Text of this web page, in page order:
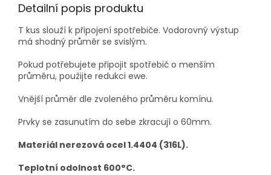
Detailní popis produktu
T kus slouží k připojení spotřebiče. Vodorovný výstup
má shodný průměr se svislým.
Pokud potřebujete připojit spotřebič o menším
průměru, použijte redukci ewe.
Vnější průměr dle zvoleného průměru komínu.
Prvky se zasunutím do sebe zkracují o 60mm.
Materiál nerezová ocel 1.4404 (316L).
Teplotní odolnost 600°C.